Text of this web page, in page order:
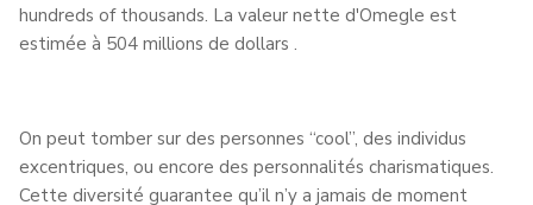
hundreds of thousands. La valeur nette d'Omegle est
estimée à 504 millions de dollars .
On peut tomber sur des personnes “cool”, des individus
excentriques, ou encore des personnalités charismatiques.
Cette diversité guarantee qu’il n’y a jamais de moment